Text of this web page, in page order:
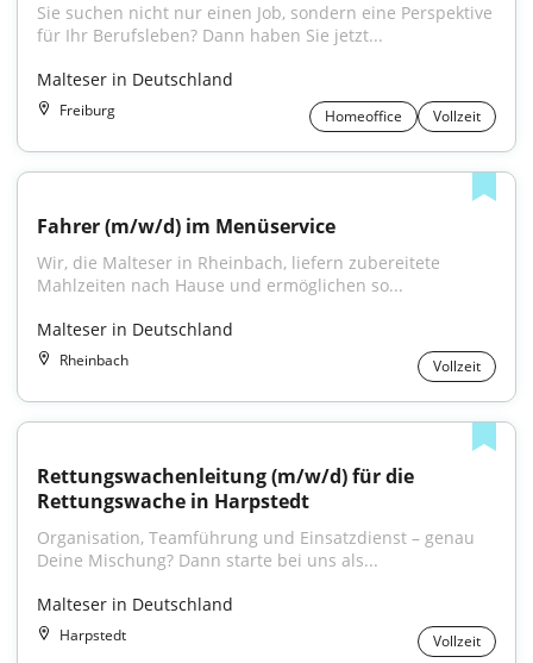
Sie suchen nicht nur einen Job, sondern eine Perspektive
für Ihr Berufsleben? Dann haben Sie jetzt...
Malteser in Deutschland
Freiburg Homeoffice Vollzeit
Fahrer (m/w/d) im Menüservice
Wir, die Malteser in Rheinbach, liefern zubereitete
Mahlzeiten nach Hause und ermöglichen so...
Malteser in Deutschland
Rheinbach Vollzeit
Rettungswachenleitung (m/w/d) für die
Rettungswache in Harpstedt
Organisation, Teamführung und Einsatzdienst – genau
Deine Mischung? Dann starte bei uns als...
Malteser in Deutschland
Harpstedt Vollzeit